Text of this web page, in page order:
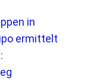
in
ermittelt